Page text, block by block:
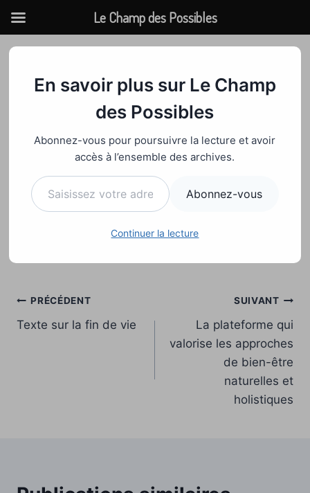
Aller
contenuLes cahiers de
doléances, 6 ans après
23 novembre 2024
https://www.radiofrance.fr/franceculture/podcast
s/france-culture-va-plus-loin-le-samedi/six-ans-
apres-les-gilets-jaunes-qu-avons-nous-fait-des-
Navigation
de
PRÉCÉDENT
Texte sur la fin de vie
SUIVANT
La plateforme qui
valorise les approches
de bien-être
naturelles et
holistiques
En savoir plus sur Le Champ
des Possibles
Abonnez-vous pour poursuivre la lecture et avoir
accès à l’ensemble des archives.
Saisissez votre adresse e-mail…
Abonnez-vous
Continuer la lecture
Le Champ des Possibles